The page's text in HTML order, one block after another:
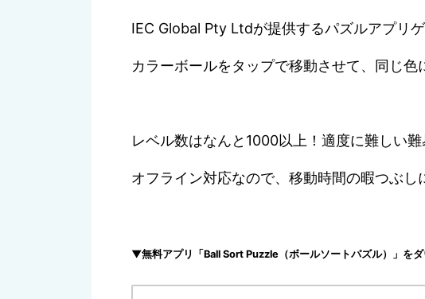
IEC Global Pty Ltdが提供するパズルアプリゲ
カラーボールをタップで移動させて、同じ色
レベル数はなんと1000以上！適度に難しい
オフライン対応なので、移動時間の暇つぶし
▼無料アプリ「Ball Sort Puzzle（ボールソートパズル）」を